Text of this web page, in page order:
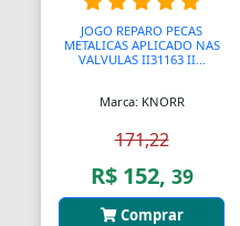
Alças
Amplificadores
Andadores
JOGO REPARO PECAS
METALICAS APLICADO NAS
VALVULAS II31163 II...
Marca: KNORR
171,22
R$ 152, 39
Comprar